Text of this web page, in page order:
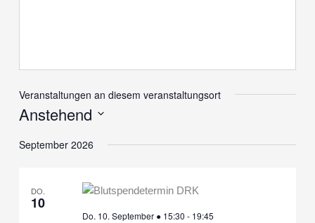
Veranstaltungen an diesem veranstaltungsort
Anstehend
wählen.
September 2026
DO.
10
Do. 10. September ● 15:30 - 19:45